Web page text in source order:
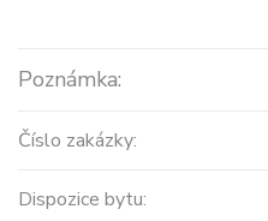
Poznámka:
Číslo zakázky:
Dispozice bytu: